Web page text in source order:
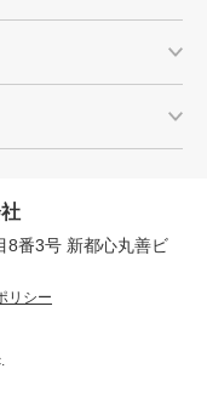
資料をダウンロー
番3号 新都心丸善ビ
リシー